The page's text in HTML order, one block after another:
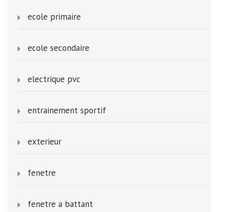
ecole primaire
ecole secondaire
electrique pvc
entrainement sportif
exterieur
fenetre
fenetre a battant